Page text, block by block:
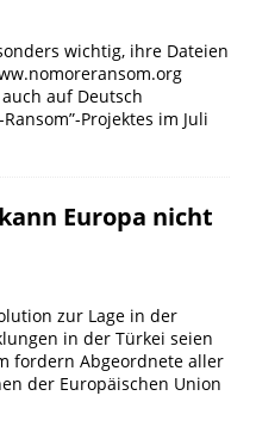
wichtig, ihre Dateien
auf Deutsch
Projektes im Juli
Europa nicht
zur Lage in der
in der Türkei seien
fordern Abgeordnete aller
der Europäischen Union